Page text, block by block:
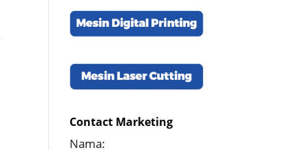
Contact Marketing
Nama: